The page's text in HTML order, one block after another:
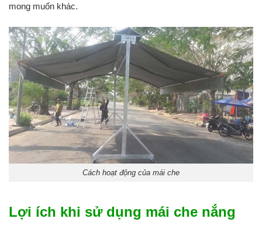
mong muốn khác.
Cách hoạt động của mái che
Lợi ích khi sử dụng mái che nắng